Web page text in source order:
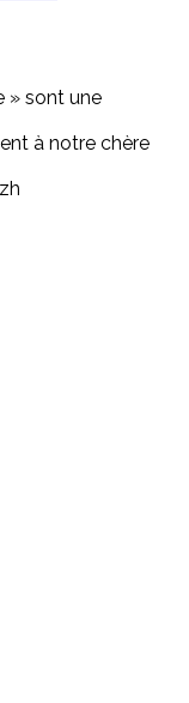
» sont une
à notre chère